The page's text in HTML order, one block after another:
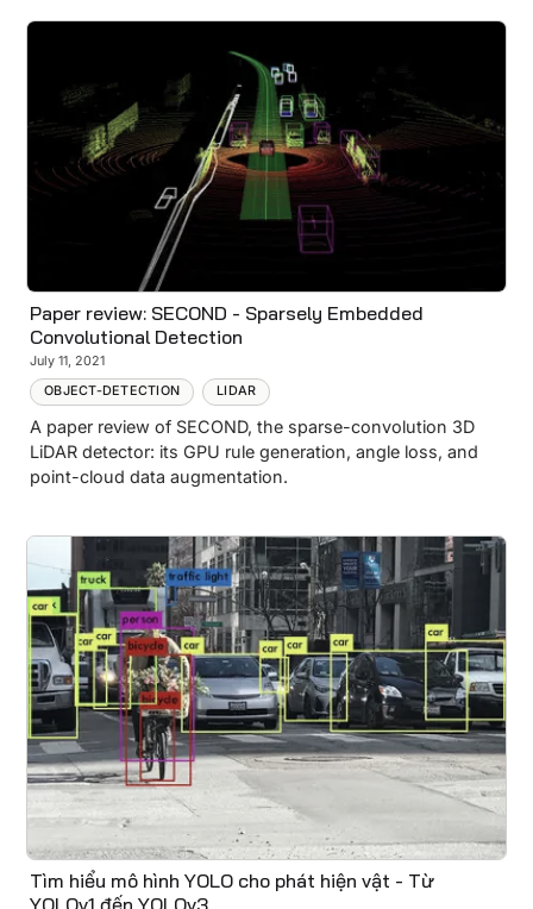
Paper review: SECOND - Sparsely Embedded
Convolutional Detection
July 11, 2021
OBJECT-DETECTION
LIDAR
A paper review of SECOND, the sparse-convolution 3D
LiDAR detector: its GPU rule generation, angle loss, and
point-cloud data augmentation.
Tìm hiểu mô hình YOLO cho phát hiện vật - Từ